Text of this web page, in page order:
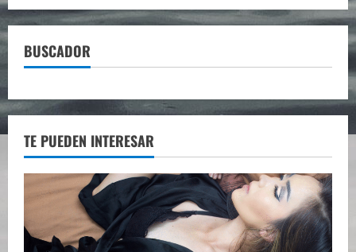
BUSCADOR
TE PUEDEN INTERESAR